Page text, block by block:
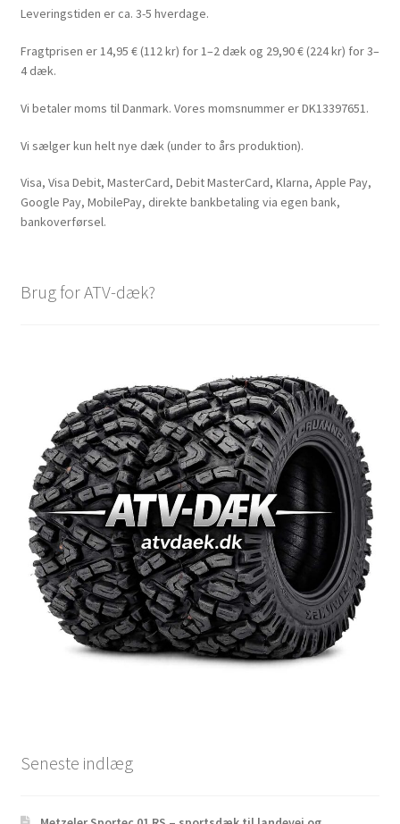
Leveringstiden er ca. 3-5 hverdage.
Fragtprisen er 14,95 € (112 kr) for 1–2 dæk og 29,90 € (224 kr) for 3–
4 dæk.
Vi betaler moms til Danmark. Vores momsnummer er DK13397651.
Vi sælger kun helt nye dæk (under to års produktion).
Visa, Visa Debit, MasterCard, Debit MasterCard, Klarna, Apple Pay,
Google Pay, MobilePay, direkte bankbetaling via egen bank,
bankoverførsel.
Brug for ATV-dæk?
Seneste indlæg